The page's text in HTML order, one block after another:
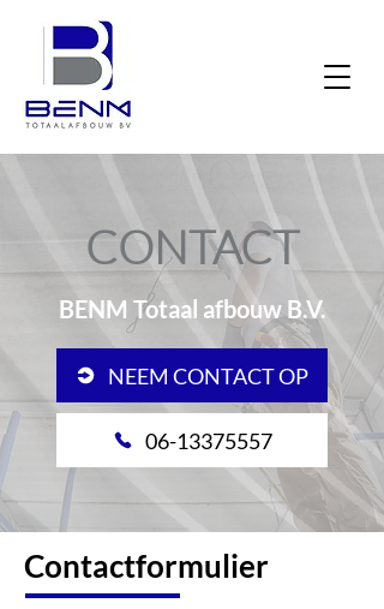
CONTACT
BENM Totaal afbouw B.V.
NEEM CONTACT OP
06-13375557
Contactformulier